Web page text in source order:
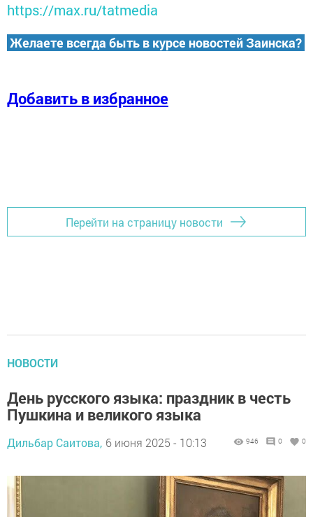
https://max.ru/tatmedia
Желаете всегда быть в курсе новостей Заинска?
Добавить в избранное
Перейти на страницу новости
НОВОСТИ
День русского языка: праздник в честь
Пушкина и великого языка
Дильбар Саитова, 6 июня 2025 - 10:13 946 0 0